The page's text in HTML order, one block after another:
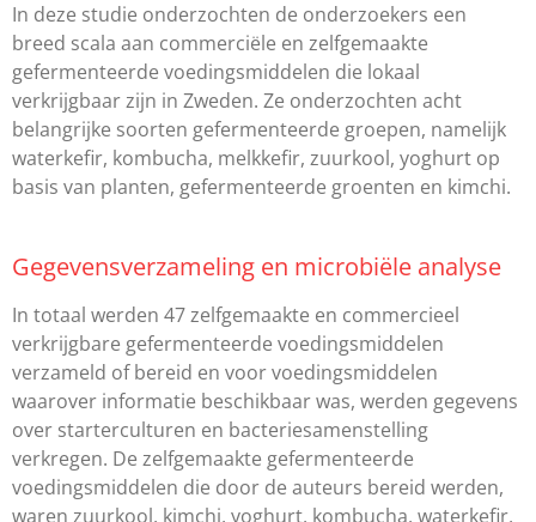
In deze studie onderzochten de onderzoekers een
breed scala aan commerciële en zelfgemaakte
gefermenteerde voedingsmiddelen die lokaal
verkrijgbaar zijn in Zweden. Ze onderzochten acht
belangrijke soorten gefermenteerde groepen, namelijk
waterkefir, kombucha, melkkefir, zuurkool, yoghurt op
basis van planten, gefermenteerde groenten en kimchi.
Gegevensverzameling en microbiële analyse
In totaal werden 47 zelfgemaakte en commercieel
verkrijgbare gefermenteerde voedingsmiddelen
verzameld of bereid en voor voedingsmiddelen
waarover informatie beschikbaar was, werden gegevens
over starterculturen en bacteriesamenstelling
verkregen. De zelfgemaakte gefermenteerde
voedingsmiddelen die door de auteurs bereid werden,
waren zuurkool, kimchi, yoghurt, kombucha, waterkefir,